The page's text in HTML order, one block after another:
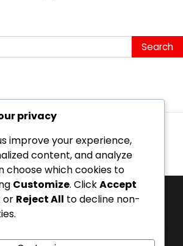
de la Carrera
privacy
improve your experience,
content, and analyze
choose which cookies to
Customize. ClickAccept
or Reject All to decline non-